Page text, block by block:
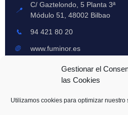
Gestionar el
las Cookies
Utilizamos cookies para optimizar
📍
C/ Gaztelondo, 5 Planta 3ª
Módulo 51, 48002 Bilbao
📞 94 421 80 20
🌐 www.fuminor.es
Lun-Vie: 8am-6pm
Emergencias 24h